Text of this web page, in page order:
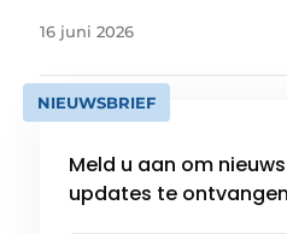
16 juni 2026
NIEUWSBRIEF
Meld u aan om
updates te